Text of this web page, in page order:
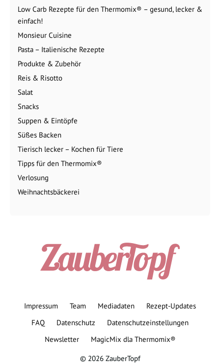
Low Carb Rezepte für den Thermomix® – gesund, lecker &
einfach!
Monsieur Cuisine
Pasta – Italienische Rezepte
Produkte & Zubehör
Reis & Risotto
Salat
Snacks
Suppen & Eintöpfe
Süßes Backen
Tierisch lecker – Kochen für Tiere
Tipps für den Thermomix®
Verlosung
Weihnachtsbäckerei
Impressum Team Mediadaten
Rezept-Updates
FAQ
Datenschutz
Datenschutzeinstellungen
Newsletter
MagicMix dla Thermomix®
© 2026 ZauberTopf